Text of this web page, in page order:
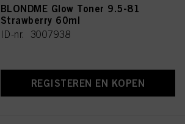
BLONDME Glow Toner 9.5-81
Strawberry 60ml
ID-nr. 3007938
REGISTEREN EN KOPEN